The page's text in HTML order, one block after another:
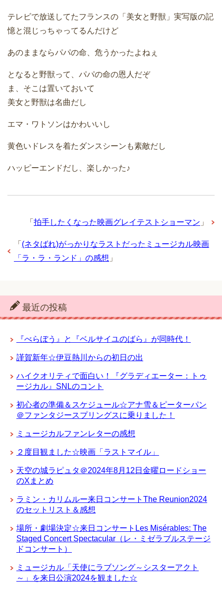
テレビで放送してたフランスの「美女と野獣」実写版の記
憶と混じっちゃってるんだけど
あのままならパパの命、危うかったよねぇ
となると野獣って、パパの命の恩人だぞ
ま、そこは置いておいて
美女と野獣は名曲だし
エマ・ワトソンはかわいいし
黄色いドレスを着たダンスシーンも素敵だし
ハッピーエンドだし、楽しかった♪
「 拍手したくなった映画グレイテストショーマン 」
「 (ネタばれ)がっかりなラストだったミュージカル映画
「ラ・ラ・ランド」の感想 」
最近の投稿
『べらぼう』と『ベルサイユのばら』が同時代！
謹賀新年☆伊豆熱川からの初日の出
ハイクオリティで面白い！『グラディエーター：トゥ
ージカル』SNLのコント
初心者の準備＆スケジュール☆アナ雪＆ピーターパン
＠ファンタジースプリングスに乗りました！
ミュージカルファンレターの感想
２度目観ました☆映画「ラストマイル」
天空の城ラピュタ＠2024年8月12日金曜ロードショー
のXまとめ
ラミン・カリムルー来日コンサートThe Reunion2024
のセットリスト＆感想
場所・劇場決定☆来日コンサートLes Misérables: The
Staged Concert Spectacular（レ・ミゼラブルステージ
ドコンサート）
ミュージカル「天使にラブソング～シスターアクト
～」を来日公演2024を観ました☆